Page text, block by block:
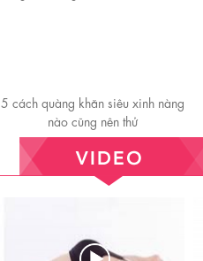
5 cách quàng khăn siêu xinh nàng
nào cũng nên thử